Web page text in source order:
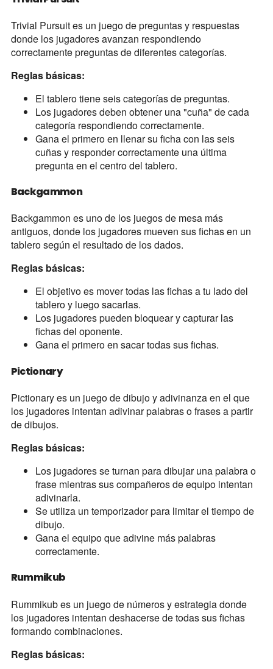
Trivial Pursuit es un juego de preguntas y respuestas
donde los jugadores avanzan respondiendo
correctamente preguntas de diferentes categorías.
Reglas básicas:
El tablero tiene seis categorías de preguntas.
Los jugadores deben obtener una "cuña" de cada
categoría respondiendo correctamente.
Gana el primero en llenar su ficha con las seis
cuñas y responder correctamente una última
pregunta en el centro del tablero.
Backgammon
Backgammon es uno de los juegos de mesa más
antiguos, donde los jugadores mueven sus fichas en un
tablero según el resultado de los dados.
Reglas básicas:
El objetivo es mover todas las fichas a tu lado del
tablero y luego sacarlas.
Los jugadores pueden bloquear y capturar las
fichas del oponente.
Gana el primero en sacar todas sus fichas.
Pictionary
Pictionary es un juego de dibujo y adivinanza en el que
los jugadores intentan adivinar palabras o frases a partir
de dibujos.
Reglas básicas:
Los jugadores se turnan para dibujar una palabra o
frase mientras sus compañeros de equipo intentan
adivinarla.
Se utiliza un temporizador para limitar el tiempo de
dibujo.
Gana el equipo que adivine más palabras
correctamente.
Rummikub
Rummikub es un juego de números y estrategia donde
los jugadores intentan deshacerse de todas sus fichas
formando combinaciones.
Reglas básicas: